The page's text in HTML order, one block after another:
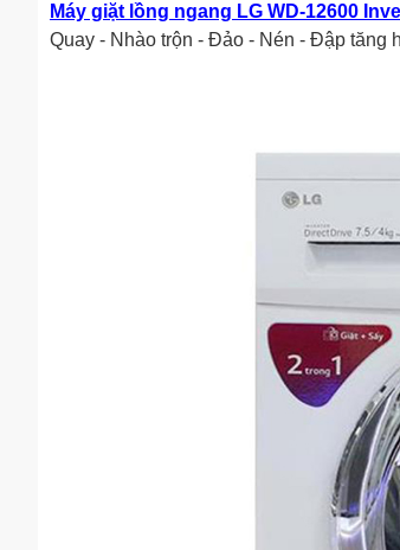
Máy giặt lồng ngang LG WD-12600
Quay - Nhào trộn - Đảo - Nén - Đập tăng